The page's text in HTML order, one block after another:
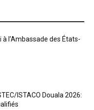
à l’Ambassade des États-
ISTACO Douala 2026: